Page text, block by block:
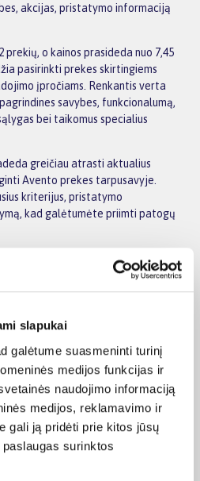
slapukai
galėtume suasmeninti turinį
medijos funkcijas ir
naudojimo informaciją
medijos, reklamavimo ir
gali ją pridėti prie kitos jūsų
surinktos
akcijas, pristatymo informaciją
o kainos prasideda nuo 7,45
pasirinkti prekes skirtingiems
įpročiams. Renkantis verta
savybes, funkcionalumą,
bei taikomus specialius
greičiau atrasti aktualius
Avento prekes tarpusavyje.
kriterijus, pristatymo
kad galėtumėte priimti patogų
ir išsirinkite tinkamiausią
apie prekes